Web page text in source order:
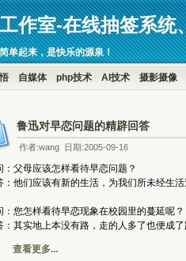
作室-在线抽签系统
单起来，是快乐的源泉！
自媒体 php技术 AI技术 摄影摄像
鲁迅对早恋问题的精辟回答
作者:wang 日期:2005-09-16
：父母应该怎样看待早恋问题？
：他们应该有新的生活，为我们所未经生
：您怎样看待早恋现象在校园里的蔓延呢？
：其实地上本没有路，走的人多了也便成
查看更多...